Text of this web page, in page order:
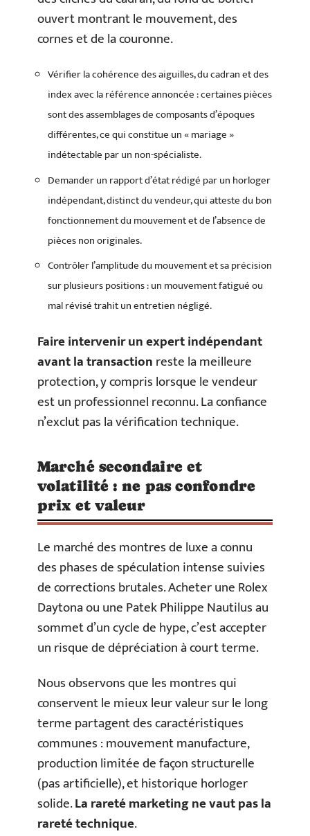
ouvert montrant le mouvement, des
cornes et de la couronne.
Vérifier la cohérence des aiguilles, du cadran et des
index avec la référence annoncée : certaines pièces
sont des assemblages de composants d’époques
différentes, ce qui constitue un « mariage »
indétectable par un non-spécialiste.
Demander un rapport d’état rédigé par un horloger
indépendant, distinct du vendeur, qui atteste du bon
fonctionnement du mouvement et de l’absence de
pièces non originales.
Contrôler l’amplitude du mouvement et sa précision
sur plusieurs positions : un mouvement fatigué ou
mal révisé trahit un entretien négligé.
Faire intervenir un expert indépendant
avant la transactionreste la meilleure
protection, y compris lorsque le vendeur
est un professionnel reconnu. La confiance
n’exclut pas la vérification technique.
Marché secondaire et
volatilité : ne pas confondre
prix et valeur
Le marché des montres de luxe a connu
des phases de spéculation intense suivies
de corrections brutales. Acheter une Rolex
Daytona ou une Patek Philippe Nautilus au
sommet d’un cycle de hype, c’est accepter
un risque de dépréciation à court terme.
Nous observons que les montres qui
conservent le mieux leur valeur sur le long
terme partagent des caractéristiques
communes : mouvement manufacture,
production limitée de façon structurelle
(pas artificielle), et historique horloger
solide.La rareté marketing ne vaut pas la
rareté technique.